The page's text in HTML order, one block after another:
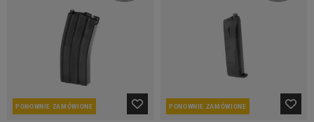
PONOWNIE ZAMÓWIONE PONOWNIE ZAMÓWIONE